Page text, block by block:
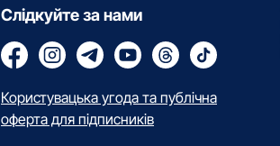
Слідкуйте за нами
Користувацька угода та публічна
оферта для підписників